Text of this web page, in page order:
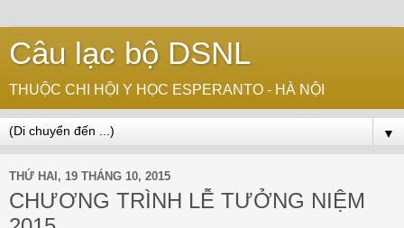
Câu lạc bộ DSNL
THUỘC CHI HỘI Y HỌC ESPERANTO - HÀ NỘI
▼
THỨ HAI, 19 THÁNG 10, 2015
CHƯƠNG TRÌNH LỄ TƯỞNG NIỆM